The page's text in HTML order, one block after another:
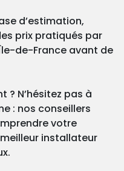
d’estimation,
prix pratiqués par
de-France avant de
? N’hésitez pas à
: nos conseillers
votre
installateur